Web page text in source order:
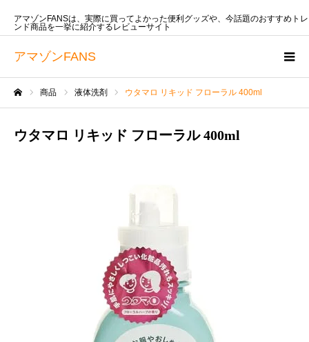
アマゾンFANS
アマゾンFANSは、実際に買ってよかった便利グッズや、今話題のおすすめトレ
ンド商品を一挙に紹介するレビューサイト
商品 液体洗剤 ウタマロ リキッド フローラル 400ml
ウタマロ リキッド フローラル 400ml